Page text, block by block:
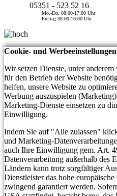
05351 - 523 52 16
Mo.-Do. 08:00-17:00 Uhr
Freitag 08:00-16:00 Uhr
Cookie- und Werbeeinstellungen
Wir setzen Dienste, unter
für den Betrieb der Website
helfen, unsere Website zu
Werbung auszuspielen
Marketing-Dienste einsetzen zu
Einwilligung.
Indem Sie auf "Alle zulassen"
und Marketing-
auch Ihre Einwilligung gem. Art.
Datenverarbeitung außerhalb des
Ländern kann trotz sorgfältiger
Dienstleister das hohe
zwingend garantiert werden.